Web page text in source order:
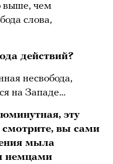
выше, чем
слова,
действий?
несвобода,
на Западе…
эту
смотрите, вы сами
мыла
немцами